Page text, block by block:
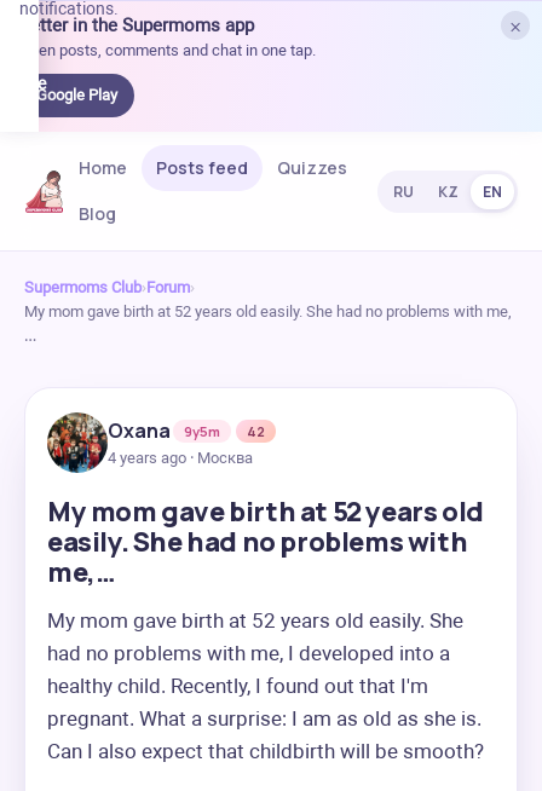
×
Better in the Supermoms app
Open posts, comments and chat in one tap.
Google Play
notifications.
Home Posts feed
Quizzes
Blog
RU KZ EN
Supermoms Club›Forum›
My mom gave birth at 52 years old easily. She had no problems with me,
…
Oxana 9y5m
42
4 years ago · Москва
My mom gave birth at 52 years old
easily. She had no problems with
me,…
My mom gave birth at 52 years old easily. She
had no problems with me, I developed into a
healthy child. Recently, I found out that I'm
pregnant. What a surprise: I am as old as she is.
Can I also expect that childbirth will be smooth?